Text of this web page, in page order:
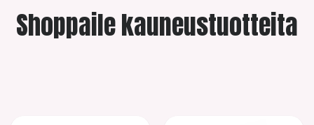
Shoppaile kauneustuotteita